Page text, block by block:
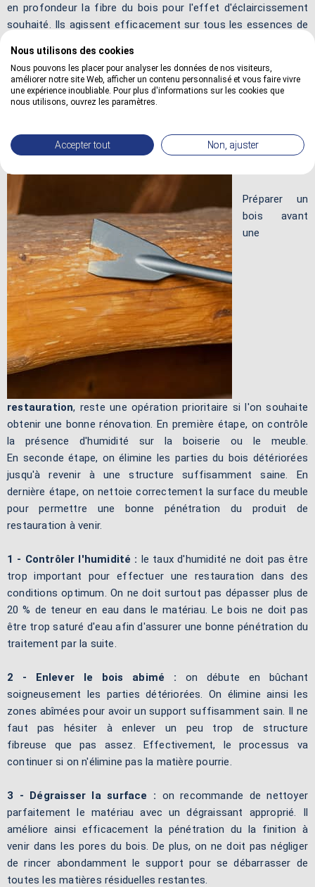
en profondeur la fibre du bois pour l'effet d'éclaircissement
souhaité. Ils agissent efficacement sur tous les essences de
surface du bois.
Comment préparer un bois avant restauration
?
Préparer un
bois avant
une
restauration, reste une opération prioritaire si l'on souhaite
obtenir une bonne rénovation. En première étape, on contrôle
la présence d'humidité sur la boiserie ou le meuble.
En seconde étape, on élimine les parties du bois détériorées
jusqu'à revenir à une structure suffisamment saine. En
dernière étape, on nettoie correctement la surface du meuble
pour permettre une bonne pénétration du produit de
restauration à venir.
1 - Contrôler l'humidité : le taux d'humidité ne doit pas être
trop important pour effectuer une restauration dans des
conditions optimum. On ne doit surtout pas dépasser plus de
20 % de teneur en eau dans le matériau. Le bois ne doit pas
être trop saturé d'eau afin d'assurer une bonne pénétration du
traitement par la suite.
2 - Enlever le bois abimé : on débute en bûchant
soigneusement les parties détériorées. On élimine ainsi les
zones abîmées pour avoir un support suffisamment sain. Il ne
faut pas hésiter à enlever un peu trop de structure
fibreuse que pas assez. Effectivement, le processus va
continuer si on n'élimine pas la matière pourrie.
3 - Dégraisser la surface : on recommande de nettoyer
parfaitement le matériau avec un dégraissant approprié. Il
améliore ainsi efficacement la pénétration du la finition à
venir dans les pores du bois. De plus, on ne doit pas négliger
de rincer abondamment le support pour se débarrasser de
toutes les matières résiduelles restantes.
Nous utilisons des cookies
Nous pouvons les placer pour analyser les données de nos visiteurs,
améliorer notre site Web, afficher un contenu personnalisé et vous faire vivre
une expérience inoubliable. Pour plus d'informations sur les cookies que
nous utilisons, ouvrez les paramètres.
Accepter tout Non, ajuster